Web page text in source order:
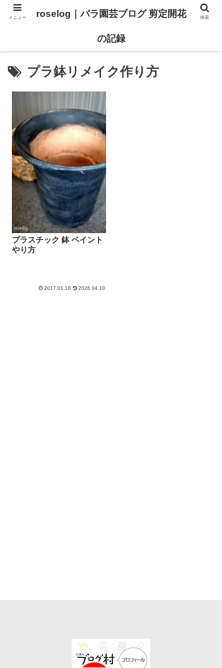
プラ鉢リメイク作り方
プラスチック 鉢 ペイント
やり方
2017.01.18 2026.04.10
メニュー roselog｜バラ園芸ブログ 剪定開花
の記録
検索